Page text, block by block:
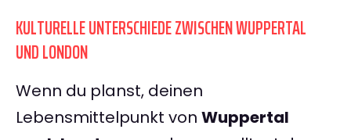
KULTURELLE UNTERSCHIEDE ZWISCHEN WUPPERTAL
UND LONDON
Wenn du planst, deinen
Lebensmittelpunkt von Wuppertal